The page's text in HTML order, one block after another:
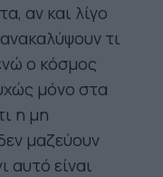
αν και λίγο
τι
ο κόσμος
μόνο στα
η μη
μαζεύουν
αυτό είναι